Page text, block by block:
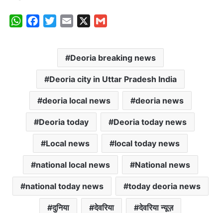
W
p
b
o
k
i
t
e
r
a
i
l
a
i
l
Deoria breaking news
Deoria city in Uttar Pradesh India
deoria local news deoria news
Deoria today Deoria today news
Local news local today news
national local news National news
national today news today deoria news
दुनिया देवरिया देवरिया न्यूज़